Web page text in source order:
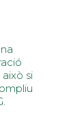
si